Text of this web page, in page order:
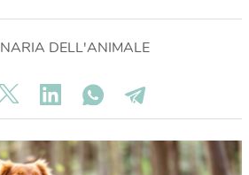
DELL'ANIMALE